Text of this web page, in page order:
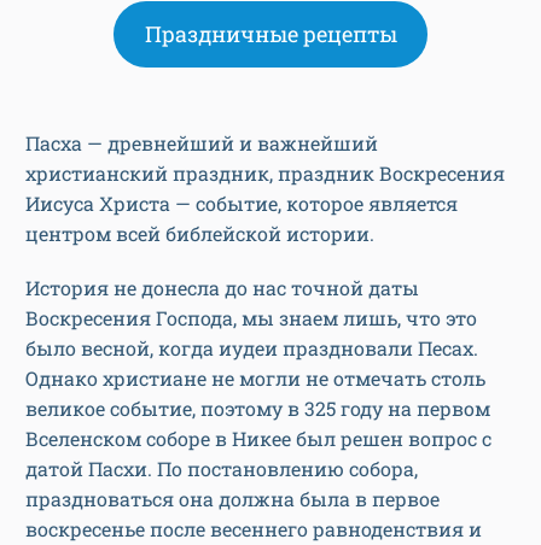
Праздничные рецепты
Пасха — древнейший и важнейший
христианский праздник, праздник Воскресения
Иисуса Христа — событие, которое является
центром всей библейской истории.
История не донесла до нас точной даты
Воскресения Господа, мы знаем лишь, что это
было весной, когда иудеи праздновали Песах.
Однако христиане не могли не отмечать столь
великое событие, поэтому в 325 году на первом
Вселенском соборе в Никее был решен вопрос с
датой Пасхи. По постановлению собора,
праздноваться она должна была в первое
воскресенье после весеннего равноденствия и